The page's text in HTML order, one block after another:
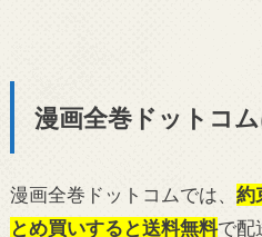
漫画全巻ドットコ
漫画全巻ドットコムでは、 約
とめ買いすると送料無料で配